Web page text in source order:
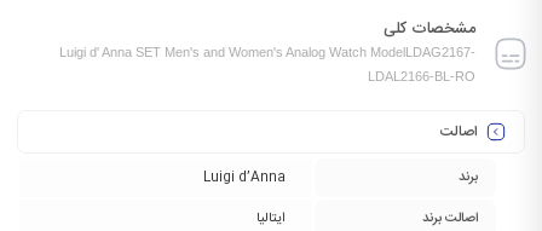
مشخصات کلی
Luigi d' Anna SET Men's and Women's Analog Watch ModelLDAG2167-
LDAL2166-BL-RO
اصالت
برند
Luigi d’Anna
اصالت برند
ایتالیا